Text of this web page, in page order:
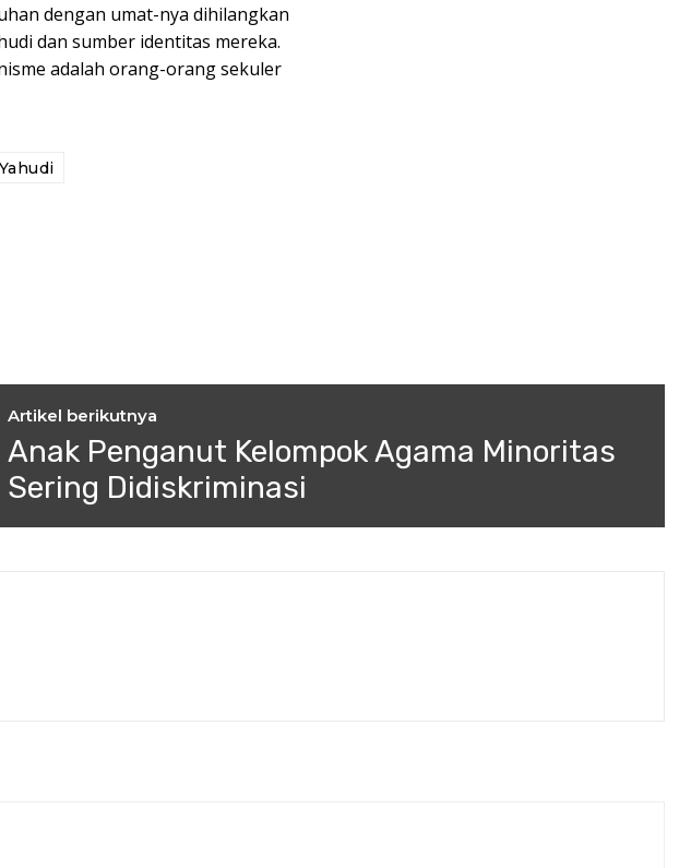
dengan umat-nya dihilangkan
dan sumber identitas mereka.
adalah orang-orang sekuler
Yahudi
Artikel berikutnya
Anak Penganut Kelompok Agama Minoritas
Sering Didiskriminasi